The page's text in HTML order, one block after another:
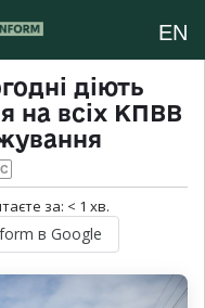
EN
діють
на всіх КПВВ
за: < 1 хв.
в Google